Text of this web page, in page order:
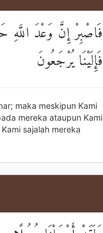
فَاصْبِرْ إِنَّ وَعْدَ
فَإِلَيْنَا يُرْجَعُونَ
maka meskipun Kami
mereka ataupun Kami
sajalah mereka